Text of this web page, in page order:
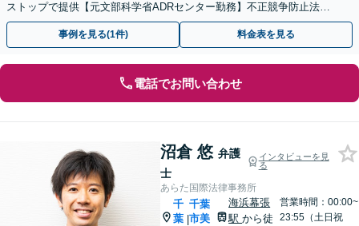
ストップで提供【元文部科学省ADRセンター勤務】不正競争防止法の
ご相談にも対応します。【顧問契約可】
事例を見る(1件) 料金表を見る
電話でお問い合わせ
沼倉 悠 弁護
士
インタビューを見
る
あらた国際法律事務所
千
葉 |
千葉
市美
海浜幕張
駅から徒
営業時間：00:00~
23:55（土日祝